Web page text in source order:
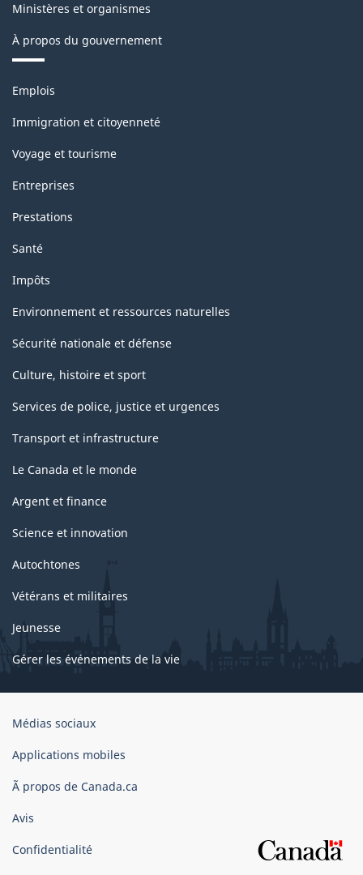
Ministères et organismes
À propos du gouvernement
Thèmes
sujets
Emplois
Immigration et citoyenneté
Voyage et tourisme
Entreprises
Prestations
Santé
Impôts
Environnement et ressources naturelles
Sécurité nationale et défense
Culture, histoire et sport
Services de police, justice et urgences
Transport et infrastructure
Le Canada et le monde
Argent et finance
Science et innovation
Autochtones
Vétérans et militaires
Jeunesse
Gérer les événements de la vie
Organisation
gouvernement
Canada
Médias sociaux
Applications mobiles
Ã propos de Canada.ca
Avis
Confidentialité